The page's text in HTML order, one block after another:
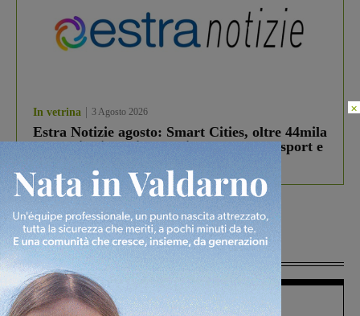
In vetrina 3 Agosto 2026
Estra Notizie agosto: Smart Cities, oltre 44mila
studenti coinvolti, torna il bando per lo sport e
debutta il podcast Estrair
Più lette
Figline Incisa Valdarno 1 Agosto 2026
×